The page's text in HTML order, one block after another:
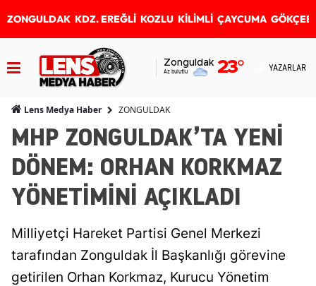
ZONGULDAK KDZ. EREĞLİ KOZLU KİLİMLİ ÇAYCUMA
Zonguldak
Az bulutlu 23° YAZARLAR
Lens Medya Haber ZONGULDAK
MHP ZONGULDAK’TA YENİ
DÖNEM: ORHAN KORKMAZ
YÖNETİMİNİ AÇIKLADI
Milliyetçi Hareket Partisi Genel Merkezi
tarafından Zonguldak İl Başkanlığı görevine
getirilen Orhan Korkmaz, Kurucu Yönetim